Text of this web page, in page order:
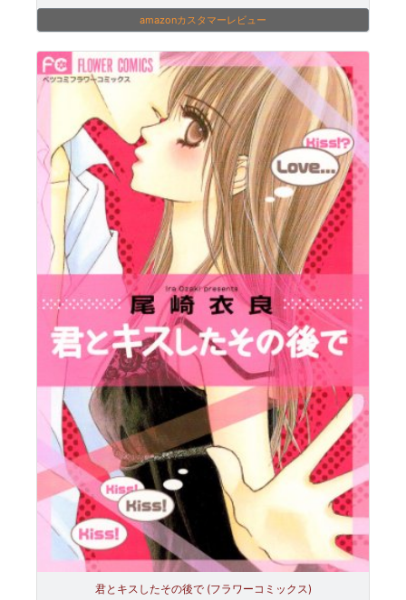
amazonカスタマーレビュー
君とキスしたその後で (フラワーコミックス)